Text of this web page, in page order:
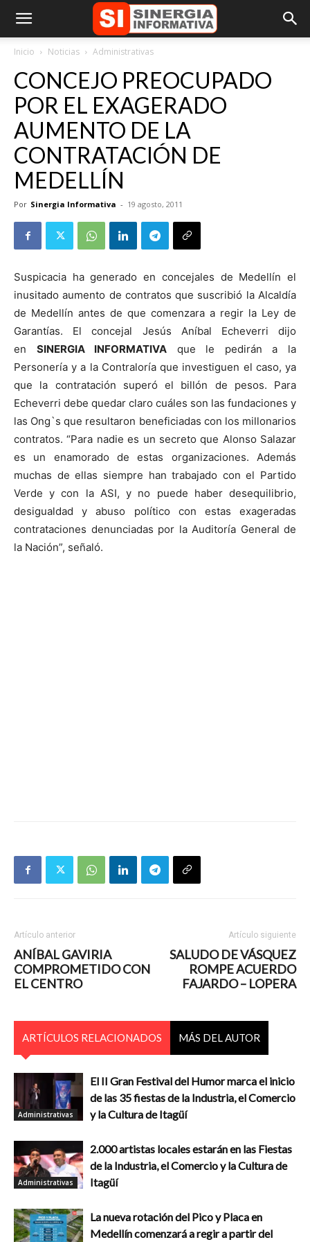
Inicio Noticias Administrativas
CONCEJO PREOCUPADO
POR EL EXAGERADO
AUMENTO DE LA
CONTRATACIÓN DE
MEDELLÍN
Por Sinergia Informativa - 19 agosto, 2011
Suspicacia ha generado en concejales de Medellín el
inusitado aumento de contratos que suscribió la Alcaldía
de Medellín antes de que comenzara a regir la Ley de
Garantías. El concejal Jesús Aníbal Echeverri dijo
en SINERGIA INFORMATIVA que le pedirán a la
Personería y a la Contraloría que investiguen el caso, ya
que la contratación superó el billón de pesos. Para
Echeverri debe quedar claro cuáles son las fundaciones y
las Ong`s que resultaron beneficiadas con los millonarios
contratos. “Para nadie es un secreto que Alonso Salazar
es un enamorado de estas organizaciones. Además
muchas de ellas siempre han trabajado con el Partido
Verde y con la ASI, y no puede haber desequilibrio,
desigualdad y abuso político con estas exageradas
contrataciones denunciadas por la Auditoría General de
la Nación”, señaló.
Artículo anterior
ANÍBAL GAVIRIA
COMPROMETIDO CON
EL CENTRO
Artículo siguiente
SALUDO DE VÁSQUEZ
ROMPE ACUERDO
FAJARDO – LOPERA
ARTÍCULOS RELACIONADOS MÁS DEL AUTOR
Administrativas
El II Gran Festival del Humor marca el inicio
de las 35 fiestas de la Industria, el Comercio
y la Cultura de Itagüí
Administrativas
2.000 artistas locales estarán en las Fiestas
de la Industria, el Comercio y la Cultura de
Itagüí
La nueva rotación del Pico y Placa en
Medellín comenzará a regir a partir del